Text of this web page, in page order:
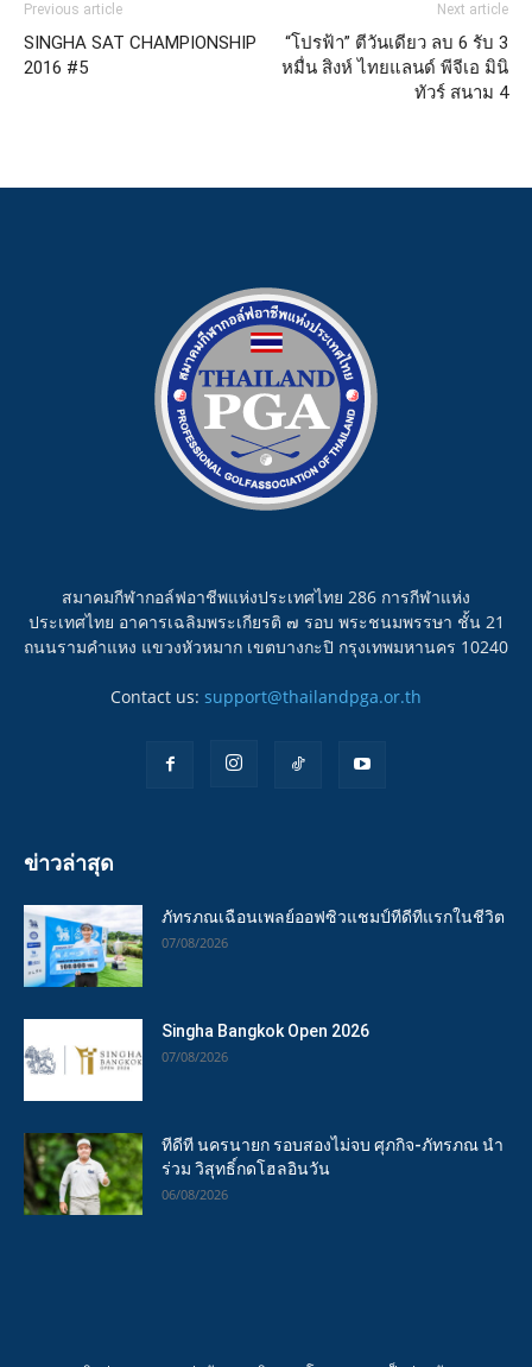
Previous article
SINGHA SAT CHAMPIONSHIP
2016 #5
Next article
“โปรฟ้า” ตีวันเดียว ลบ 6 รับ 3
หมื่น สิงห์ ไทยแลนด์ พีจีเอ มินิ
ทัวร์ สนาม 4
สมาคมกีฬากอล์ฟอาชีพแห่งประเทศไทย 286 การกีฬาแห่ง
ประเทศไทย อาคารเฉลิมพระเกียรติ ๗ รอบ พระชนมพรรษา ชั้น 21
ถนนรามคำแหง แขวงหัวหมาก เขตบางกะปิ กรุงเทพมหานคร 10240
Contact us: support@thailandpga.or.th
ข่าวล่าสุด
ภัทรภณเฉือนเพลย์ออฟซิวแชมป์ทีดีทีแรกในชีวิต
07/08/2026
Singha Bangkok Open 2026
07/08/2026
ทีดีที นครนายก รอบสองไม่จบ ศุภกิจ-ภัทรภณ นำ
ร่วม วิสุทธิ์กดโฮลอินวัน
06/08/2026